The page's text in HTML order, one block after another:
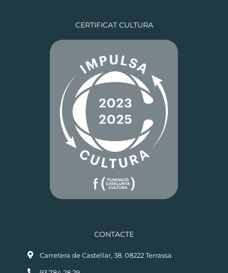
CERTIFICAT CULTURA
CONTACTE
Carretera de Castellar, 38. 08222 Terrassa.